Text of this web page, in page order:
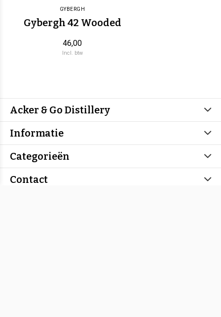
GYBERGH
Gybergh 42 Wooded
46,00
Incl. btw
Acker & Go Distillery
Informatie
Categorieën
Contact